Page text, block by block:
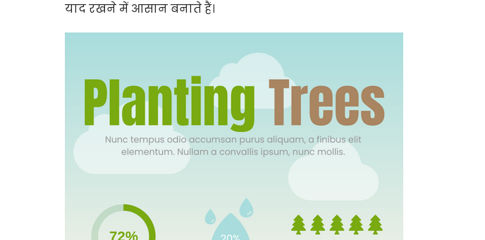
याद रखने में आसान बनाते हैं।